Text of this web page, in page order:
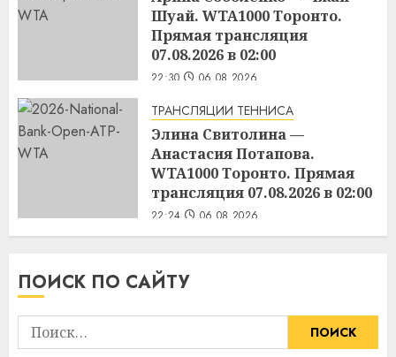
Шуай. WTA1000 Торонто.
Прямая трансляция
07.08.2026 в 02:00
22:30 06.08.2026
ТРАНСЛЯЦИИ ТЕННИСА
Элина Свитолина —
Анастасия Потапова.
WTA1000 Торонто. Прямая
трансляция 07.08.2026 в 02:00
22:24 06.08.2026
ПОИСК ПО САЙТУ
Найти: